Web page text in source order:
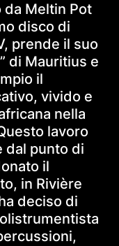
Meltin Pot
disco di
prende il suo
di Mauritius e
il
vivido e
nella
lavoro
dal punto di
il
in Rivière
deciso di